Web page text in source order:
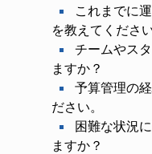
これまでに
を教えてください
チームやス
ますか？
予算管理の
ださい。
困難な状況
ますか？